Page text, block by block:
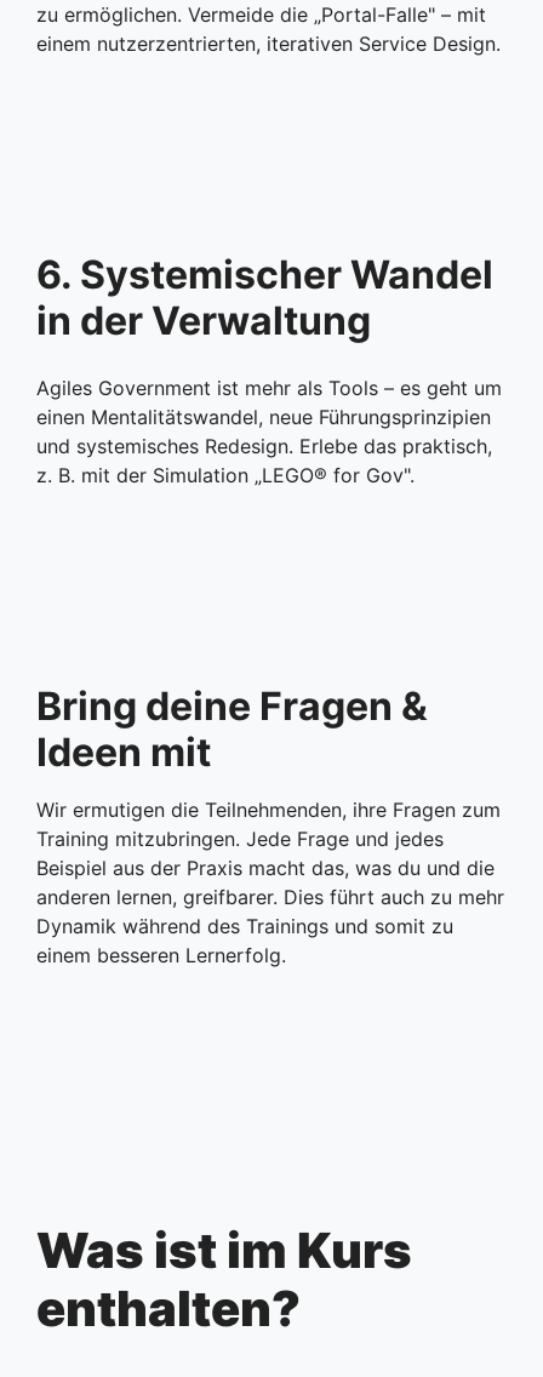
zu ermöglichen. Vermeide die „Portal-Falle" – mit
einem nutzerzentrierten, iterativen Service Design.
6. Systemischer Wandel
in der Verwaltung
Agiles Government ist mehr als Tools – es geht um
einen Mentalitätswandel, neue Führungsprinzipien
und systemisches Redesign. Erlebe das praktisch,
z. B. mit der Simulation „LEGO® for Gov".
Bring deine Fragen &
Ideen mit
Wir ermutigen die Teilnehmenden, ihre Fragen zum
Training mitzubringen. Jede Frage und jedes
Beispiel aus der Praxis macht das, was du und die
anderen lernen, greifbarer. Dies führt auch zu mehr
Dynamik während des Trainings und somit zu
einem besseren Lernerfolg.
Was ist im Kurs
enthalten?